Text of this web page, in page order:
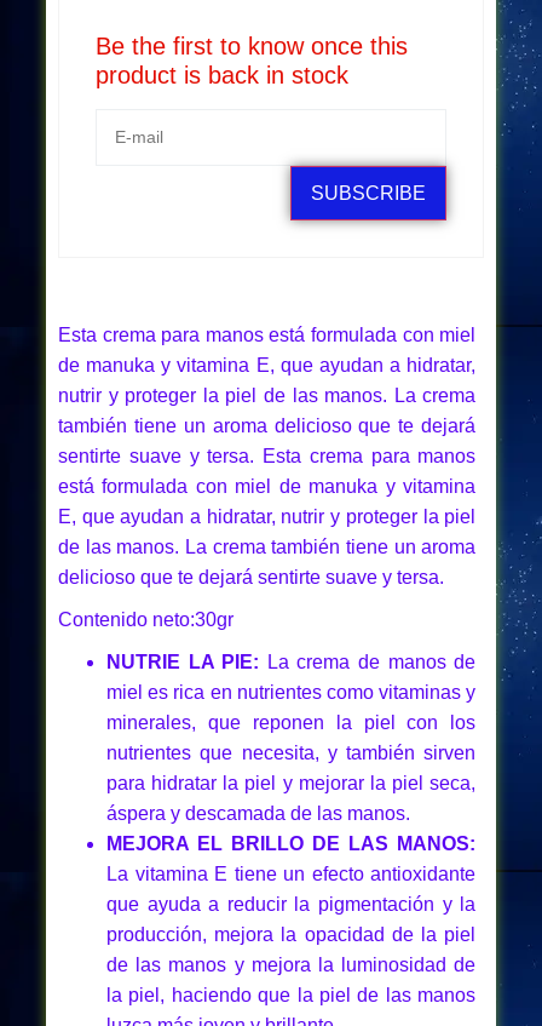
Be the first to know once this
product is back in stock
SUBSCRIBE
Esta crema para manos está formulada con miel
de manuka y vitamina E, que ayudan a hidratar,
nutrir y proteger la piel de las manos. La crema
también tiene un aroma delicioso que te dejará
sentirte suave y tersa. Esta crema para manos
está formulada con miel de manuka y vitamina
E, que ayudan a hidratar, nutrir y proteger la piel
de las manos. La crema también tiene un aroma
delicioso que te dejará sentirte suave y tersa.
Contenido neto:30gr
NUTRIE LA PIE:
La crema de manos de
miel es rica en nutrientes como vitaminas y
minerales, que reponen la piel con los
nutrientes que necesita, y también sirven
para hidratar la piel y mejorar la piel seca,
áspera y descamada de las manos.
MEJORA EL BRILLO DE LAS MANOS:
La vitamina E tiene un efecto antioxidante
que ayuda a reducir la pigmentación y la
producción, mejora la opacidad de la piel
de las manos y mejora la luminosidad de
la piel, haciendo que la piel de las manos